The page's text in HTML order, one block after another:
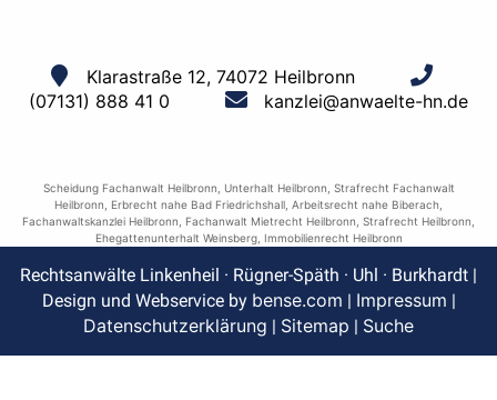
Klarastraße 12, 74072 Heilbronn
(07131) 888 41 0
kanzlei@anwaelte-hn.de
Scheidung Fachanwalt Heilbronn Unterhalt Heilbronn Strafrecht Fachanwalt
Heilbronn
Erbrecht nahe Bad Friedrichshall Arbeitsrecht nahe Biberach
Fachanwaltskanzlei Heilbronn
Fachanwalt Mietrecht Heilbronn Strafrecht Heilbronn
Ehegattenunterhalt Weinsberg, Immobilienrecht Heilbronn
Rechtsanwälte Linkenheil · Rügner-Späth · Uhl · Burkhardt |
Design und Webservice by bense.com | Impressum |
Datenschutzerklärung | Sitemap | Suche